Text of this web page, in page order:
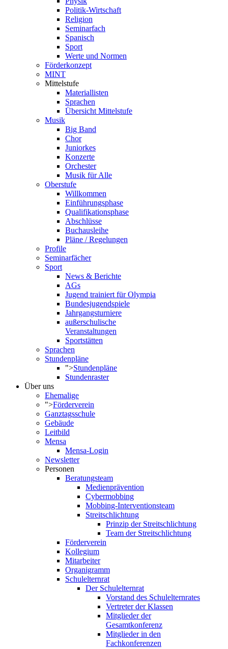
Politik-Wirtschaft
Religion
Seminarfach
Spanisch
Sport
Werte und Normen
Förderkonzept
MINT
Mittelstufe
Materiallisten
Sprachen
Übersicht Mittelstufe
Musik
Big Band
Chor
Juniorkes
Konzerte
Orchester
Musik für Alle
Oberstufe
Willkommen
Einführungsphase
Qualifikationsphase
Abschlüsse
Buchausleihe
Pläne / Regelungen
Profile
Seminarfächer
Sport
News & Berichte
AGs
Jugend trainiert für Olympia
Bundesjugendspiele
Jahrgangsturniere
außerschulische
Veranstaltungen
Sportstätten
Sprachen
Stundenpläne
">Stundenpläne
Stundenraster
Über uns
Ehemalige
">Förderverein
Ganztagsschule
Gebäude
Leitbild
Mensa
Mensa-Login
Newsletter
Personen
Beratungsteam
Medienprävention
Cybermobbing
Mobbing-Interventionsteam
Streitschlichtung
Prinzip der Streitschlichtung
Team der Streitschlichtung
Förderverein
Kollegium
Mitarbeiter
Organigramm
Schulelternrat
Der Schulelternrat
Vorstand des Schulelternrates
Vertreter der Klassen
Mitglieder der
Gesamtkonferenz
Mitglieder in den
Fachkonferenzen